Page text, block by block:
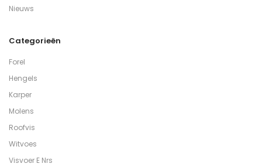
Nieuws
Categorieën
Forel
Hengels
Karper
Molens
Roofvis
Witvoes
Visvoer E Nrs